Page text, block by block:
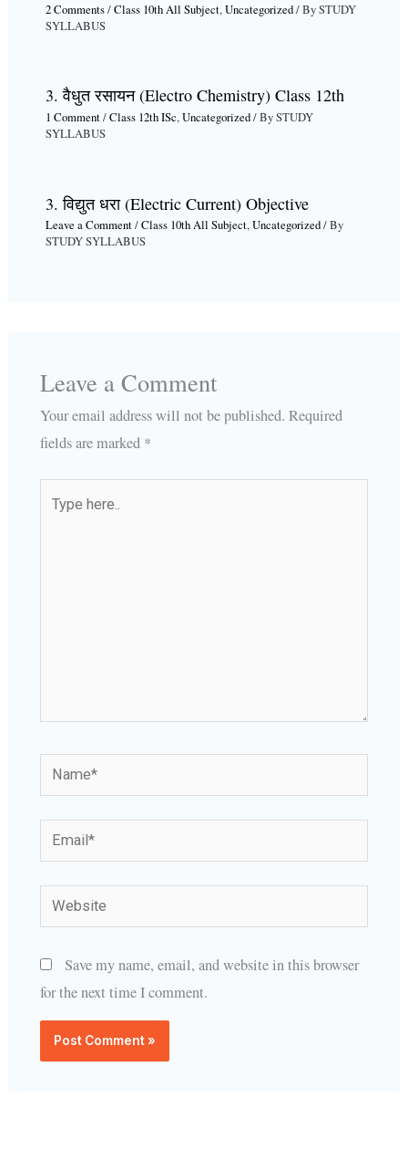
2 Comments/Class 10th All Subject,Uncategorized/ BySTUDY
SYLLABUS
3. वैधुत रसायन (Electro Chemistry) Class 12th
1 Comment/Class 12th ISc,Uncategorized/ BySTUDY
SYLLABUS
3. विद्युत धरा (Electric Current) Objective
Leave a Comment/Class 10th All Subject,Uncategorized/ By
STUDY SYLLABUS
Leave a Comment
Your email address will not be published. Required
fields are marked *
Name*
Email*
Website
Save my name, email, and website in this browser
for the next time I comment.